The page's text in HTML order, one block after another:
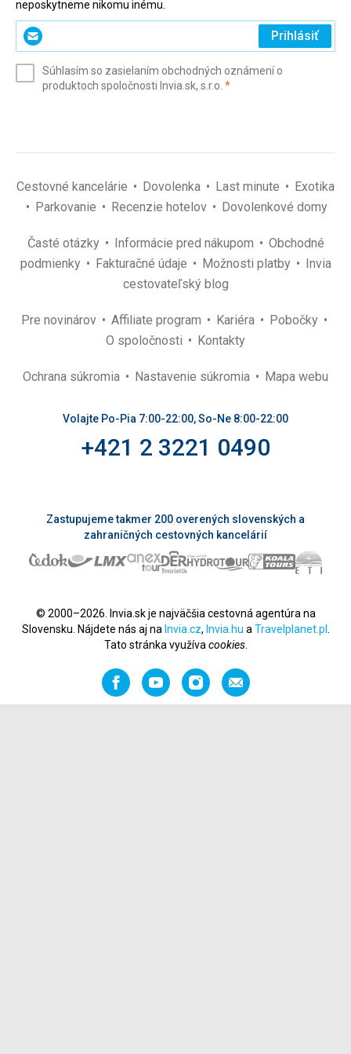
neposkytneme nikomu inému.
Zadajte
svoj
(povinné)
Prihlásiť
Súhlasím so zasielaním obchodných oznámení o
produktoch spoločnosti Invia.sk, s.r.o. *(povinné)
Cestovné kancelárie Dovolenka Last minute
Exotika
Parkovanie
Recenzie hotelov Dovolenkové domy
Časté otázky Informácie pred nákupom
Obchodné
podmienky
Fakturačné údaje Možnosti platby
Invia
cestovateľský blog
Pre novinárov Affiliate program Kariéra
Pobočky
O spoločnosti
Kontakty
Ochrana súkromia Nastavenie súkromia Mapa webu
Volajte Po-Pia 7:00-22:00, So-Ne 8:00-22:00
+421 2 3221 0490
Zastupujeme takmer 200 overených slovenských a
zahraničných cestovných kancelárií
© 2000–2026. Invia.sk je najväčšia cestovná agentúra na
Slovensku. Nájdete nás aj na Invia.cz, Invia.hu a Travelplanet.pl
Tato stránka využíva cookies.
FacebookYouTubeInstagramOdporučiť